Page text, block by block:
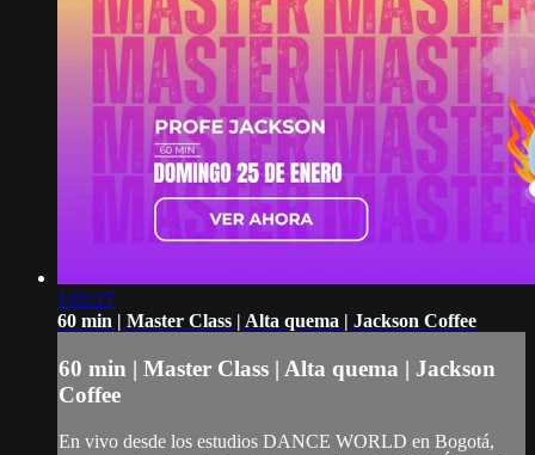
1:02:27
60 min | Master Class | Alta quema | Jackson Coffee
60 min | Master Class | Alta quema | Jackson
Coffee
En vivo desde los estudios DANCE WORLD en Bogotá,